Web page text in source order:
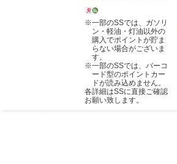
※一部のSSでは、ガソリ
ン・軽油・灯油以外の
購入でポイントが貯ま
らない場合がございま
す。
※一部のSSでは、バーコ
ード型のポイントカー
ドが読み込めません。
各詳細はSSに直接ご確認
お願い致します。